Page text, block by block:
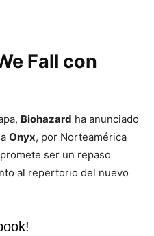
Fall con
Biohazard ha anunciado
Onyx, por Norteamérica
ser un repaso
al repertorio del nuevo